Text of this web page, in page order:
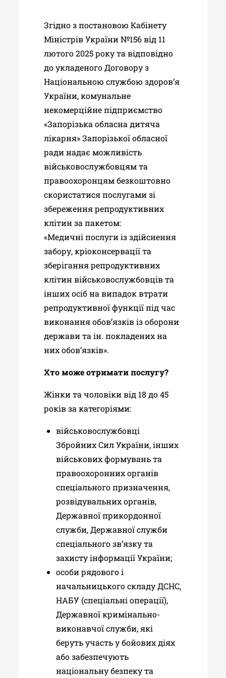
Згідно з постановою Кабінету
Міністрів України №156 від 11
лютого 2025 року та відповідно
до укладеного Договору з
Національною службою здоров’я
України, комунальне
некомерційне підприємство
«Запорізька обласна дитяча
лікарня» Запорізької обласної
ради надає можливість
військовослужбовцям та
правоохоронцям безкоштовно
скористатися послугами зі
збереження репродуктивних
клітин за пакетом:
«Медичні послуги із здійснення
забору, кріоконсервації та
зберігання репродуктивних
клітин військовослужбовців та
інших осіб на випадок втрати
репродуктивної функції під час
виконання обов’язків із оборони
держави та ін. покладених на
них обов’язків».
Хто може отримати послугу?
Жінки та чоловіки від 18 до 45
років за категоріями:
військовослужбовці
Збройних Сил України, інших
військових формувань та
правоохоронних органів
спеціального призначення,
розвідувальних органів,
Державної прикордонної
служби, Державної служби
спеціального зв’язку та
захисту інформації України;
особи рядового і
начальницького складу ДСНС,
НАБУ (спеціальні операції),
Державної кримінально-
виконавчої служби, які
беруть участь у бойових діях
або забезпечують
національну безпеку та